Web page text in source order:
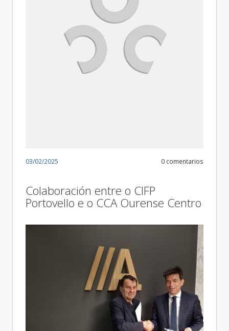
03/02/2025 0 comentarios
Colaboración entre o CIFP
Portovello e o CCA Ourense Centro